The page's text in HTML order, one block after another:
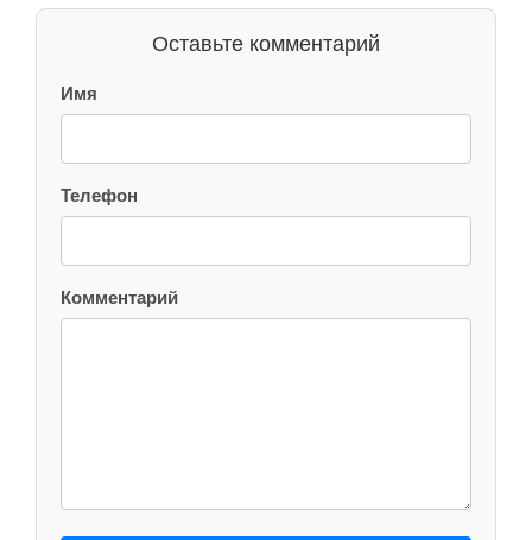
Оставьте комментарий
Имя
Телефон
Комментарий